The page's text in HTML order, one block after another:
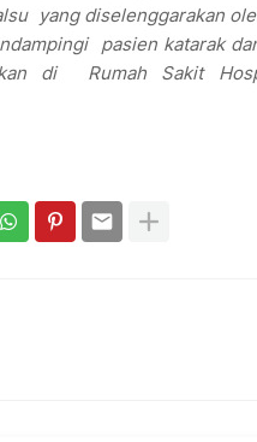
yang diselenggarakan
pasien katarak
di Rumah Sakit